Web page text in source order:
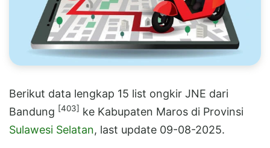
Berikut data lengkap 15 list ongkir JNE dari
Bandung [403] ke Kabupaten Maros di Provinsi
Sulawesi Selatan, last update 09-08-2025.